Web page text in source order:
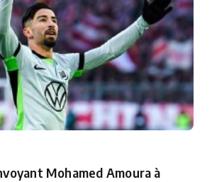
Mohamed Amoura à